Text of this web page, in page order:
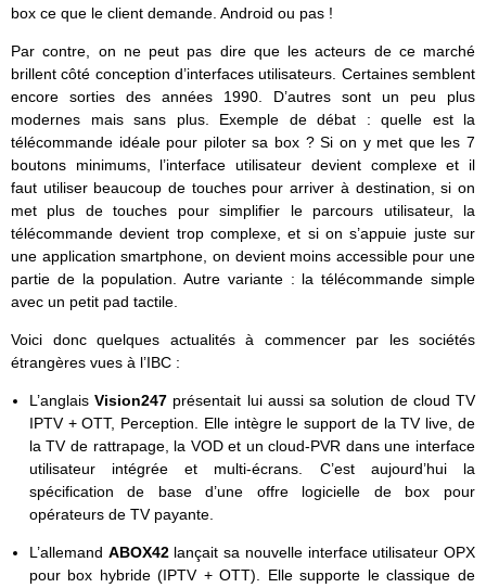
box ce que le client demande. Android ou pas !
Par contre, on ne peut pas dire que les acteurs de ce marché
brillent côté conception d’interfaces utilisateurs. Certaines semblent
encore sorties des années 1990. D’autres sont un peu plus
modernes mais sans plus. Exemple de débat : quelle est la
télécommande idéale pour piloter sa box ? Si on y met que les 7
boutons minimums, l’interface utilisateur devient complexe et il
faut utiliser beaucoup de touches pour arriver à destination, si on
met plus de touches pour simplifier le parcours utilisateur, la
télécommande devient trop complexe, et si on s’appuie juste sur
une application smartphone, on devient moins accessible pour une
partie de la population. Autre variante : la télécommande simple
avec un petit pad tactile.
Voici donc quelques actualités à commencer par les sociétés
étrangères vues à l’IBC :
L’anglaisVision247 présentait lui aussi sa solution de cloud TV
IPTV + OTT, Perception. Elle intègre le support de la TV live, de
la TV de rattrapage, la VOD et un cloud-PVR dans une interface
utilisateur intégrée et multi-écrans. C’est aujourd’hui la
spécification de base d’une offre logicielle de box pour
opérateurs de TV payante.
L’allemand ABOX42 lançait sa nouvelle interface utilisateur OPX
pour box hybride (IPTV + OTT). Elle supporte le classique de